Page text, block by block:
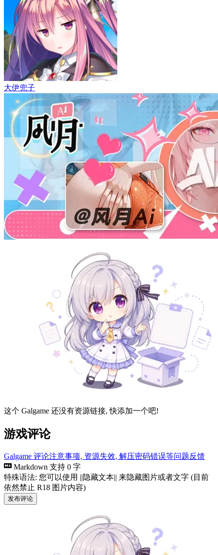
大伊兜子
这个 Galgame 还没有资源链接, 快添加一个吧!
游戏评论
Galgame 评论注意事项, 资源失效, 解压密码错误等问题反馈
Markdown 支持 0 字
特殊语法: 您可以使用 ||隐藏文本|| 来隐藏图片或者文字 (目前
依然禁止 R18 图片内容)
发布评论